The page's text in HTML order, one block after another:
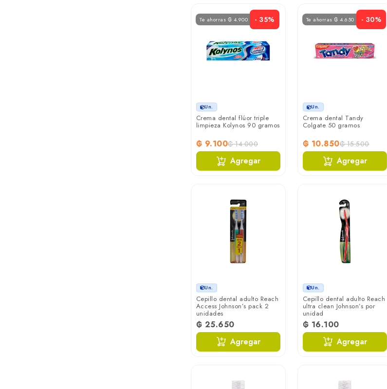
Te ahorras ₲ 4.900 - 35%
Un.
Crema dental flúor triple
limpieza Kolynos 90 gramos
₲ 9.100₲ 14.000
Agregar
Te ahorras ₲ 4.650 - 30%
Un.
Crema dental Tandy
Colgate 50 gramos
₲ 10.850₲ 15.500
Agregar
Un.
Cepillo dental adulto Reach
Access Johnson’s pack 2
unidades
₲ 25.650
Agregar
Un.
Cepillo dental adulto Reach
ultra clean Johnson’s por
unidad
₲ 16.100
Agregar